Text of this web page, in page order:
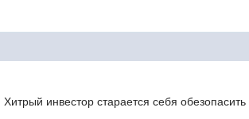
инвестор старается себя